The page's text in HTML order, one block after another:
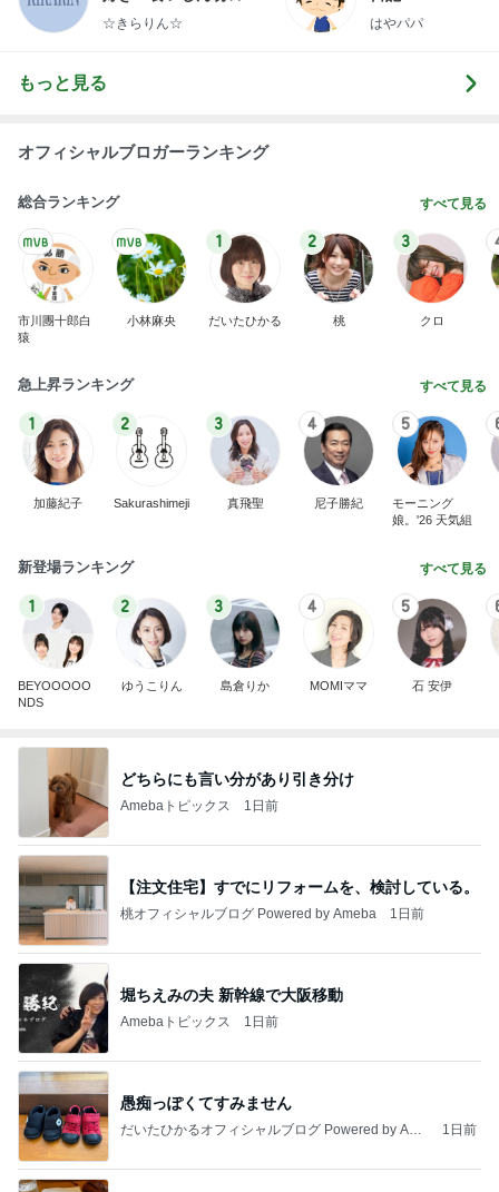
らりん☆のブログ
☆きらりん☆ はやパパ
もっと見る
オフィシャルブロガーランキング
総合ランキング すべて見る
市川團十郎白
猿
小林麻央
1
だいたひかる
2
桃
3
クロ
急上昇ランキング すべて見る
1
加藤紀子
2
Sakurashimeji
3
真飛聖
4
尼子勝紀
5
モーニング
娘。'26 天気組
新登場ランキング すべて見る
1
BEYOOOOO
NDS
2
ゆうこりん
3
島倉りか
4
MOMIママ
5
石 安伊
どちらにも言い分があり引き分け
Amebaトピックス 1日前
【注文住宅】すでにリフォームを、検討している。
桃オフィシャルブログ Powered by Ameba 1日前
堀ちえみの夫 新幹線で大阪移動
Amebaトピックス 1日前
愚痴っぽくてすみません
だいたひかるオフィシャルブログ Powered by Ame
1日前